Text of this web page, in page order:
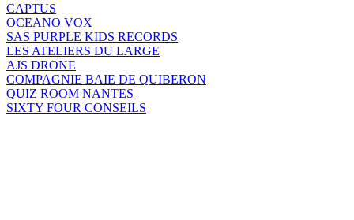
CAPTUS
OCEANO VOX
SAS PURPLE KIDS RECORDS
LES ATELIERS DU LARGE
AJS DRONE
COMPAGNIE BAIE DE QUIBERON
QUIZ ROOM NANTES
SIXTY FOUR CONSEILS